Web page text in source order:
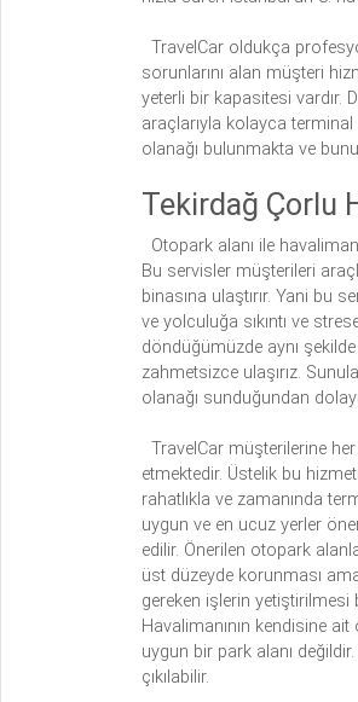
TravelCar oldukça
sorunlarını alan müşteri
yeterli bir kapasitesi vardır.
araçlarıyla kolayca
olanağı bulunmakta ve
Tekirdağ Çorlu
Otopark alanı ile
Bu servisler müşterileri
binasına ulaştırır. Yani bu
ve yolculuğa sıkıntı ve
döndüğümüzde aynı
zahmetsizce ulaşırız.
olanağı sunduğundan
TravelCar müşterilerine
etmektedir. Üstelik bu
rahatlıkla ve zamanında
uygun ve en ucuz yerler
edilir. Önerilen otopark
üst düzeyde korunması
gereken işlerin yetiştirilmesi
Havalimanının kendisine
uygun bir park alanı
çıkılabilir.